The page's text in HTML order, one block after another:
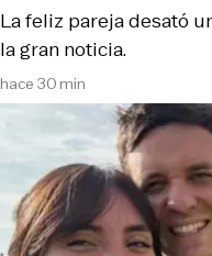
hace 30 min
La feliz pareja desató
la gran noticia.